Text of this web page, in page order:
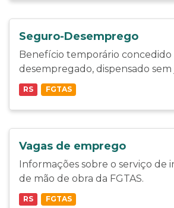
Seguro-Desemprego
Benefício temporário
desempregado, dispensado sem
RS FGTAS
Vagas de emprego
Informações sobre o serviço de
de mão de obra da FGTAS.
RS FGTAS